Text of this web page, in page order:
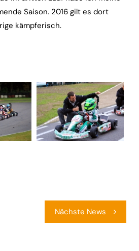
Saison. 2016 gilt es dort
kämpferisch.
Nächste News